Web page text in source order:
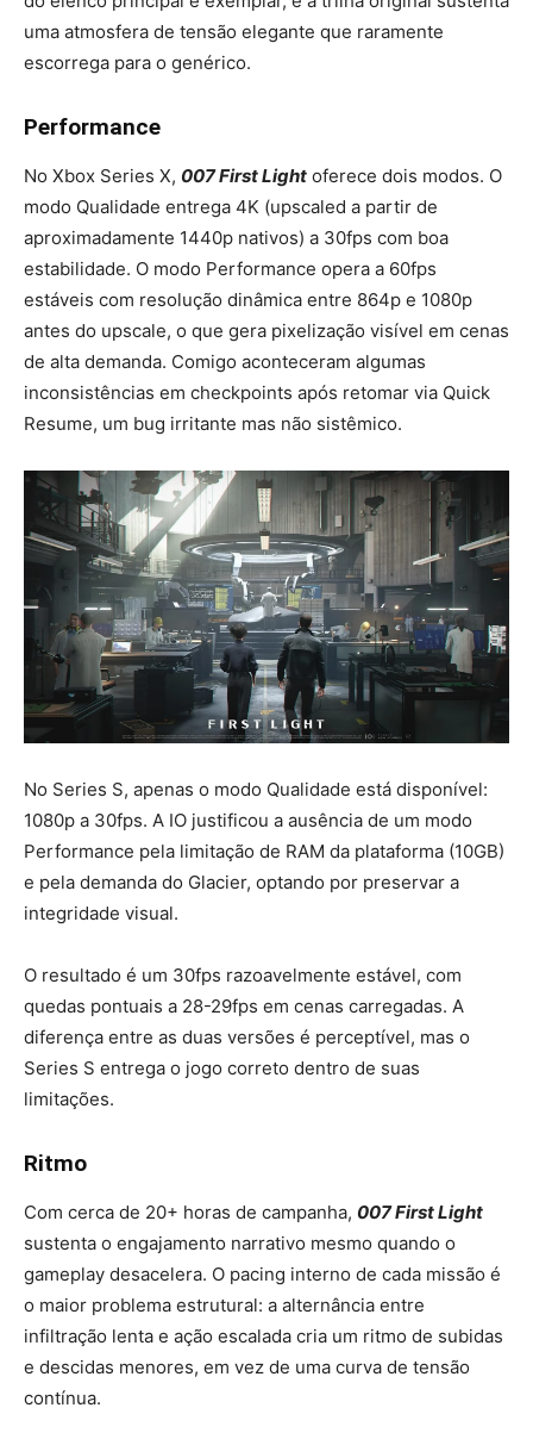
uma atmosfera de tensão elegante que raramente
escorrega para o genérico.
Performance
No Xbox Series X, 007 First Light oferece dois modos. O
modo Qualidade entrega 4K (upscaled a partir de
aproximadamente 1440p nativos) a 30fps com boa
estabilidade. O modo Performance opera a 60fps
estáveis com resolução dinâmica entre 864p e 1080p
antes do upscale, o que gera pixelização visível em cenas
de alta demanda. Comigo aconteceram algumas
inconsistências em checkpoints após retomar via Quick
Resume, um bug irritante mas não sistêmico.
No Series S, apenas o modo Qualidade está disponível:
1080p a 30fps. A IO justificou a ausência de um modo
Performance pela limitação de RAM da plataforma (10GB)
e pela demanda do Glacier, optando por preservar a
integridade visual.
O resultado é um 30fps razoavelmente estável, com
quedas pontuais a 28-29fps em cenas carregadas. A
diferença entre as duas versões é perceptível, mas o
Series S entrega o jogo correto dentro de suas
limitações.
Ritmo
Com cerca de 20+ horas de campanha, 007 First Light
sustenta o engajamento narrativo mesmo quando o
gameplay desacelera. O pacing interno de cada missão é
o maior problema estrutural: a alternância entre
infiltração lenta e ação escalada cria um ritmo de subidas
e descidas menores, em vez de uma curva de tensão
contínua.